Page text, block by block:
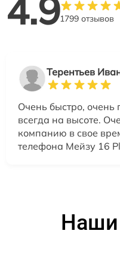
4.91799 отзывов
Терентьев
Очень быстро, очень
всегда на высоте.
компанию в свое
телефона Мейзу 16
Наши